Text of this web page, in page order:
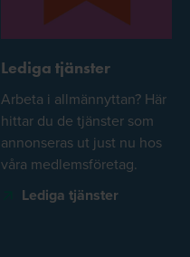
Lediga tjänster
Arbeta i allmännyttan? Här
hittar du de tjänster som
annonseras ut just nu hos
våra medlemsföretag.
Lediga tjänster